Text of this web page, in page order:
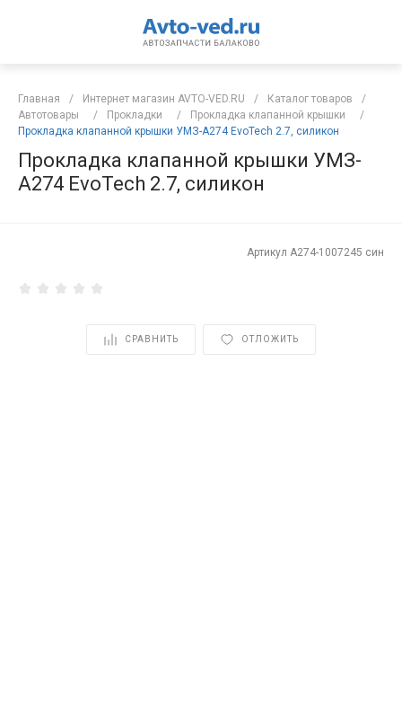
Главная / Интернет магазин AVTO-VED.RU / Каталог товаров
/
Автотовары
/ Прокладки / Прокладка клапанной крышки
/
Прокладка клапанной крышки УМЗ-А274 EvoTech 2.7, силикон
Прокладка клапанной крышки УМЗ-
А274 EvoTech 2.7, силикон
Артикул A274-1007245 син
СРАВНИТЬ ОТЛОЖИТЬ